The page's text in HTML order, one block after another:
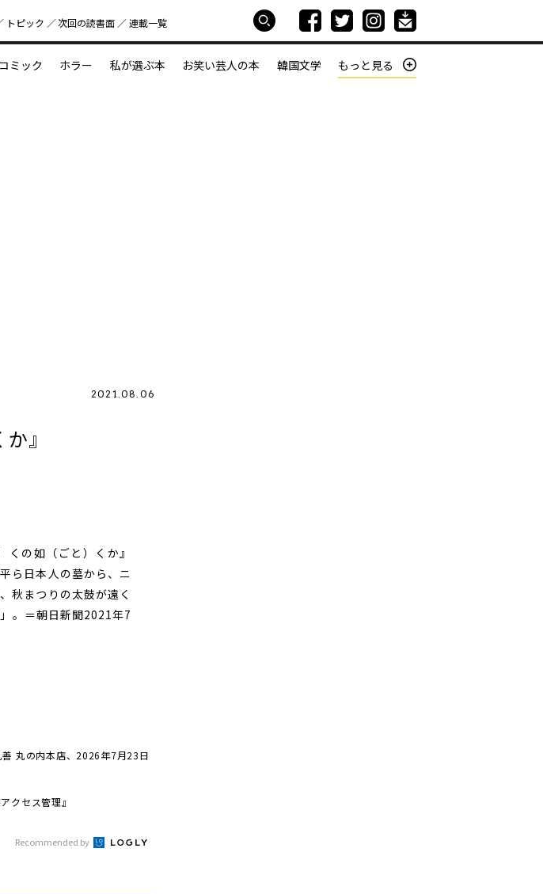
トピック 次回の読書⾯ 連載一覧
コミック ホラー 私が選ぶ本 お笑い芸人の本 韓国文学 もっと見る
2021.08.06
』
の如（ごと）くか』
ら日本人の墓から、ニ
秋まつりの太鼓が遠く
。＝朝日新聞2021年7
丸の内本店、2026年7月23日
クセス管理』
Recommended by